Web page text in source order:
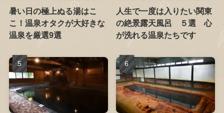
暑い日の極上ぬる湯はこ
こ！温泉オタクが大好きな
温泉を厳選9選
人生で一度は入りたい関東
の絶景露天風呂 ５選 心
が洗れる温泉たちです